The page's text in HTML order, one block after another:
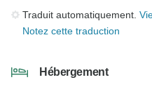
Traduit automatiquement.
Notez cette traduction
Hébergement